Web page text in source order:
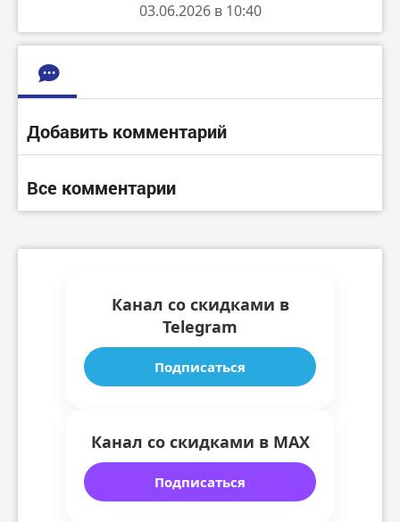
03.06.2026 в 10:40
Добавить комментарий
Все комментарии
Канал со скидками в
Telegram
Подписаться
Канал со скидками в MAX
Подписаться